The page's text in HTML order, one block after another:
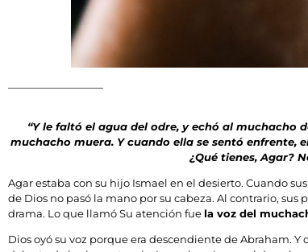
“Y le faltó el agua del odre, y echó al muchacho
muchacho muera. Y cuando ella se sentó enfrente,
¿Qué tienes, Agar?
Agar estaba con su hijo Ismael en el desierto. Cuando
de Dios no pasó la mano por su cabeza. Al contrario, sus
drama. Lo que llamó Su atención fue la voz del
Dios oyó su voz porque era descendiente de Abraham.